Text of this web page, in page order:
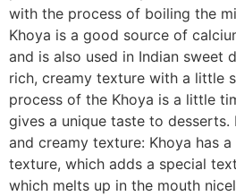
with the process of boiling the
Khoya is a good source of
and is also used in Indian sweet
rich, creamy texture with a little
process of the Khoya is a little
gives a unique taste to desserts.
and creamy texture: Khoya has
texture, which adds a special
which melts up in the mouth